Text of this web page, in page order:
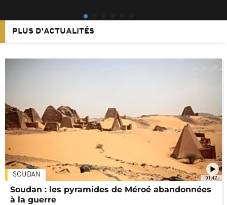
PLUS D'ACTUALITÉS
01:47
SOUDAN
Soudan : les pyramides de Méroé abandonnées
à la guerre